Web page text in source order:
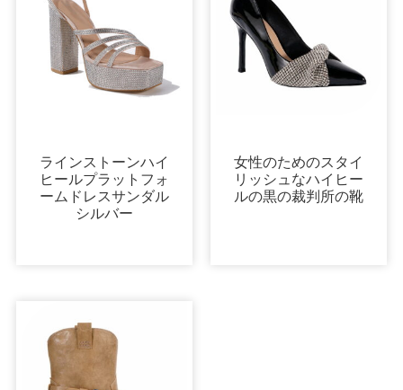
ラインストーンハイ
ヒールプラットフォ
ームドレスサンダル
シルバー
女性のためのスタイ
リッシュなハイヒー
ルの黒の裁判所の靴